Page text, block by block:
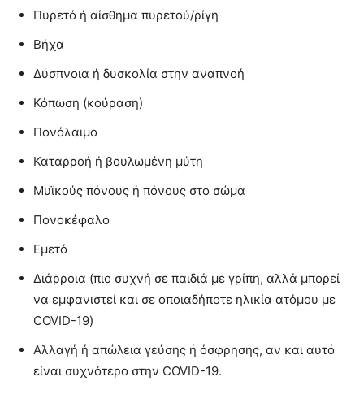
Πυρετό ή αίσθημα πυρετού/ρίγη
Βήχα
Δύσπνοια ή δυσκολία στην αναπνοή
Κόπωση (κούραση)
Πονόλαιμο
Καταρροή ή βουλωμένη μύτη
Μυϊκούς πόνους ή πόνους στο σώμα
Πονοκέφαλο
Εμετό
Διάρροια (πιο συχνή σε παιδιά με γρίπη, αλλά μπορεί
να εμφανιστεί και σε οποιαδήποτε ηλικία ατόμου με
COVID-19)
Αλλαγή ή απώλεια γεύσης ή όσφρησης, αν και αυτό
είναι συχνότερο στην COVID-19.